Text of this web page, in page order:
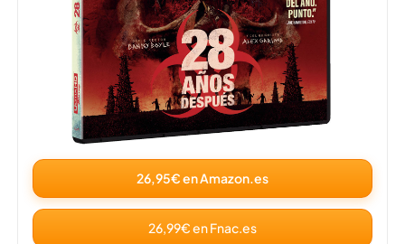
26,95€ en Amazon.es
26,99€ en Fnac.es